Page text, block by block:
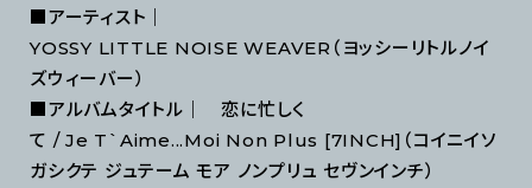
■アーティスト｜
YOSSY LITTLE NOISE WEAVER（ヨッシーリトルノイ
ズウィーバー）
■アルバムタイトル｜ 恋に忙しく
て / Je T`Aime...Moi Non Plus [7INCH]（コイニイソ
ガシクテ ジュテーム モア ノンプリュ セヴンインチ）